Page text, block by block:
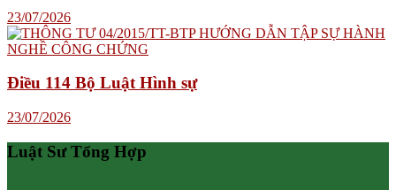
23/07/2026
Điều 114 Bộ Luật Hình sự
23/07/2026
Luật Sư Tổng Hợp